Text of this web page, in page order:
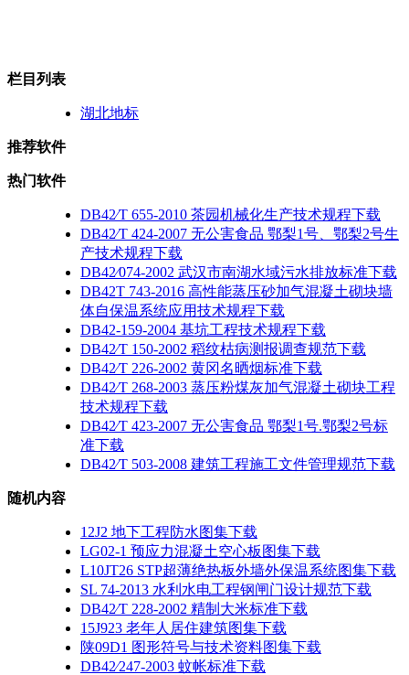
栏目列表
湖北地标
推荐软件
热门软件
DB42∕T 655-2010 茶园机械化生产技术规程下载
DB42∕T 424-2007 无公害食品 鄂梨1号、鄂梨2号生
产技术规程下载
DB42∕074-2002 武汉市南湖水域污水排放标准下载
DB42T 743-2016 高性能蒸压砂加气混凝土砌块墙
体自保温系统应用技术规程下载
DB42-159-2004 基坑工程技术规程下载
DB42∕T 150-2002 稻纹枯病测报调查规范下载
DB42∕T 226-2002 黄冈名晒烟标准下载
DB42∕T 268-2003 蒸压粉煤灰加气混凝土砌块工程
技术规程下载
DB42∕T 423-2007 无公害食品 鄂梨1号.鄂梨2号标
准下载
DB42∕T 503-2008 建筑工程施工文件管理规范下载
随机内容
12J2 地下工程防水图集下载
LG02-1 预应力混凝土空心板图集下载
L10JT26 STP超薄绝热板外墙外保温系统图集下载
SL 74-2013 水利水电工程钢闸门设计规范下载
DB42∕T 228-2002 精制大米标准下载
15J923 老年人居住建筑图集下载
陕09D1 图形符号与技术资料图集下载
DB42∕247-2003 蚊帐标准下载